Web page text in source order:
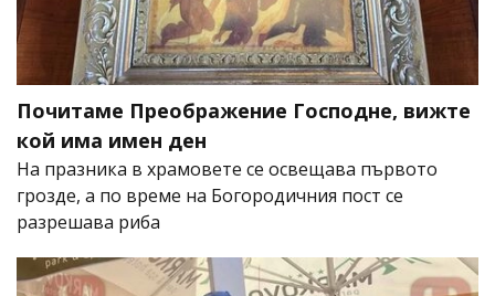
Почитаме Преображение Господне, вижте
кой има имен ден
На празника в храмовете се освещава първото
грозде, а по време на Богородичния пост се
разрешава риба